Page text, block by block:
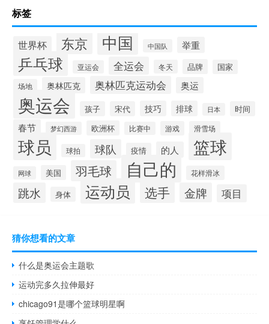
标签
世界杯 东京 中国 中国队 举重
乒乓球 亚运会 全运会 冬天 品牌 国家
场地 奥林匹克 奥林匹克运动会 奥运
奥运会 孩子 宋代 技巧 排球 日本 时间
春节 梦幻西游 欧洲杯 比赛中 游戏 滑雪场
球员 球拍 球队 疫情 的人 篮球
网球 美国 羽毛球 自己的 花样滑冰
跳水 身体 运动员 选手 金牌 项目
猜你想看的文章
什么是奥运会主题歌
运动完多久拉伸最好
chicago91是哪个篮球明星啊